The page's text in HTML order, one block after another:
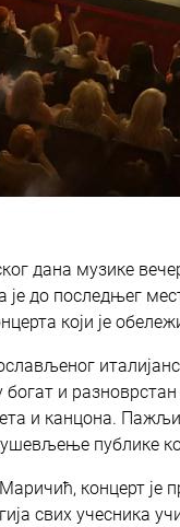
дана музике
је до последњег
који је
и
и канцона.
публике
концерт је
свих учесника